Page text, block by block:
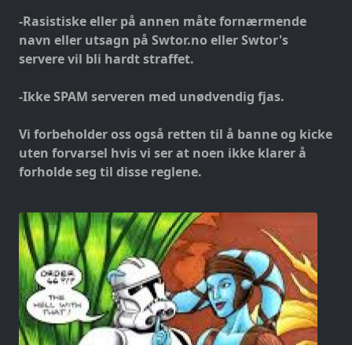
-Rasistiske eller på annen måte fornærmende
navn eller utsagn på Swtor.no eller Swtor's
servere vil bli hardt straffet.
-Ikke SPAM serveren med unødvendig fjas.
Vi forbeholder oss også retten til å banne og kicke
uten forvarsel hvis vi ser at noen ikke klarer å
forholde seg til disse reglene.